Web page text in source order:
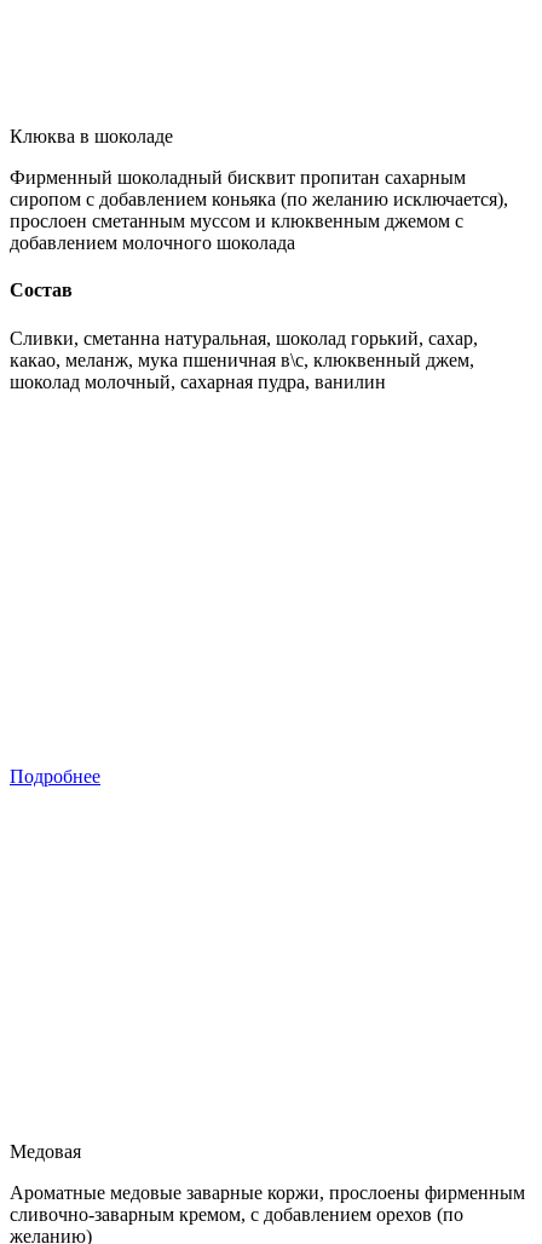
Клюква в шоколаде
Фирменный шоколадный бисквит пропитан сахарным
сиропом с добавлением коньяка (по желанию исключается),
прослоен сметанным муссом и клюквенным джемом с
добавлением молочного шоколада
Состав
Сливки, сметанна натуральная, шоколад горький, сахар,
какао, меланж, мука пшеничная в\с, клюквенный джем,
шоколад молочный, сахарная пудра, ванилин
Подробнее
Медовая
Ароматные медовые заварные коржи, прослоены фирменным
сливочно-заварным кремом, с добавлением орехов (по
желанию)